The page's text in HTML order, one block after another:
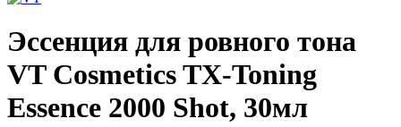
Эссенция для ровного тона
VT Cosmetics TX-Toning
Essence 2000 Shot, 30мл